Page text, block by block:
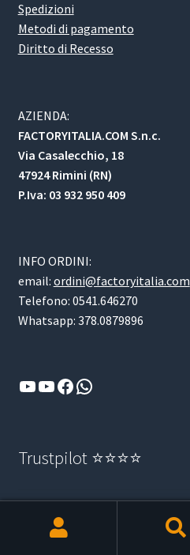
Spedizioni
Metodi di pagamento
Diritto di Recesso
AZIENDA:
FACTORYITALIA.COM S.n.c.
Via Casalecchio, 18
47924 Rimini (RN)
P.Iva: 03 932 950 409
INFO ORDINI:
email: ordini@factoryitalia.com
Telefono: 0541.646270
Whatsapp: 378.0879896
YouTube
YouTube
Facebook
WhatsApp
Trustpilot ⭐⭐⭐⭐
Trustpilot
Products